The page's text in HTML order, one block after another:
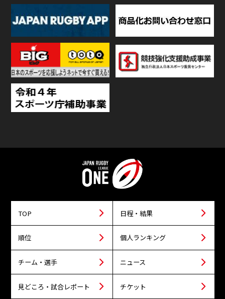
TOP 日程・結果
順位 個人ランキング
チーム・選手 ニュース
見どころ・試合レポート チケット